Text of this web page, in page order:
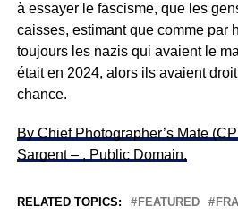
à essayer le fascisme, que les
caisses, estimant que comme par
toujours les nazis qui avaient le
était en 2024, alors ils avaient
chance.
By Chief Photographer’s Mate
Sargent – , Public Domain,
RELATED TOPICS: FEATURED